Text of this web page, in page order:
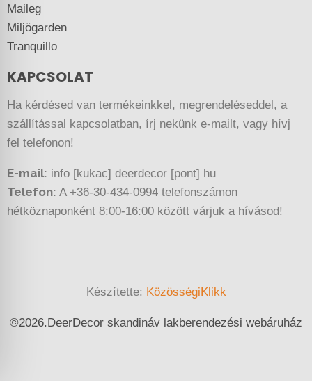
Maileg
Miljögarden
Tranquillo
KAPCSOLAT
Ha kérdésed van termékeinkkel, megrendeléseddel, a
szállítással kapcsolatban, írj nekünk e-mailt, vagy hívj
fel telefonon!
E-mail: info [kukac] deerdecor [pont] hu
Telefon: A +36-30-434-0994 telefonszámon
hétköznaponként 8:00-16:00 között várjuk a hívásod!
Készítette: KözösségiKlikk
©2026.DeerDecor skandináv lakberendezési webáruház